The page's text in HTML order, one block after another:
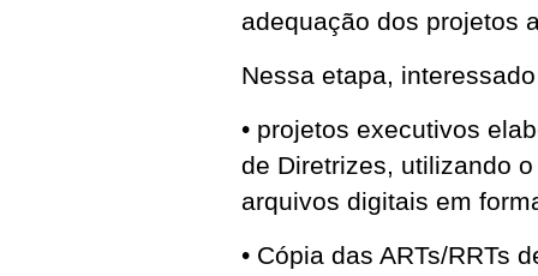
adequação dos projetos
Nessa etapa,
• projetos executivos
de Diretrizes, utilizando
arquivos digitais em
• Cópia das ARTs/RRTs